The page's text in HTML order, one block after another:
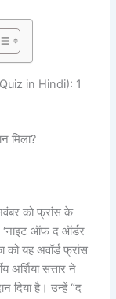
in Hindi): 1
मिला?
को फ्रांस के
‘नाइट ऑफ द ऑर्डर
को यह अवॉर्ड फ्रांस
अर्शिया सत्तार ने
दिया है। उन्हें “द